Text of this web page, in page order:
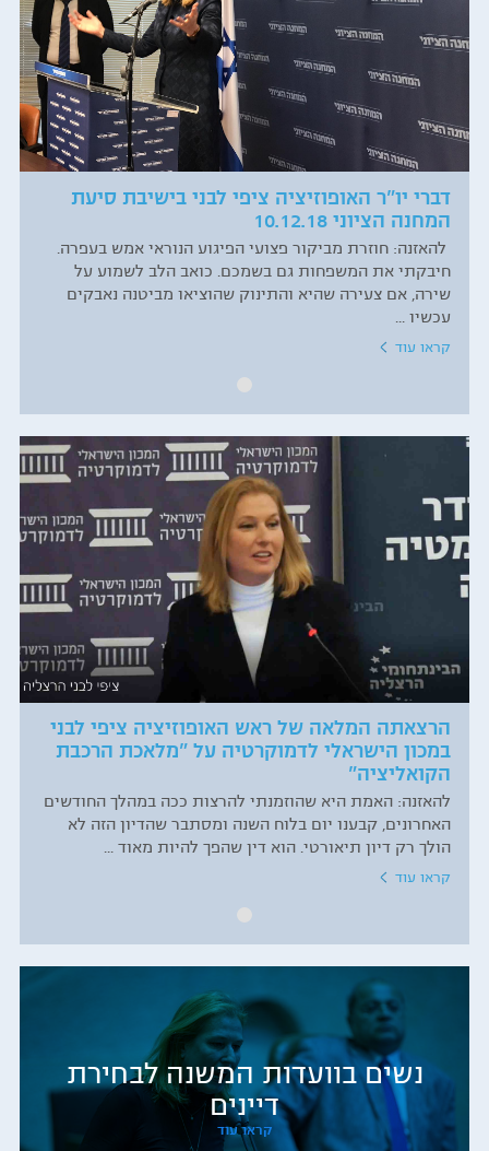
דברי יו"ר האופוזיציה ציפי לבני בישיבת סיעת
המחנה הציוני 10.12.18
להאזנה: חוזרת מביקור פצועי הפיגוע הנוראי אמש בעפרה.
חיבקתי את המשפחות גם בשמכם. כואב הלב לשמוע על
שירה, אם צעירה שהיא והתינוק שהוציאו מביטנה נאבקים
עכשיו ...
קראו עוד
הרצאתה המלאה של ראש האופוזיציה ציפי לבני
במכון הישראלי לדמוקרטיה על "מלאכת הרכבת
הקואליציה"
להאזנה: האמת היא שהוזמנתי להרצות ככה במהלך החודשים
האחרונים, קבענו יום בלוח השנה ומסתבר שהדיון הזה לא
הולך רק דיון תיאורטי. הוא דין שהפך להיות מאוד ...
קראו עוד
נשים בוועדות המשנה לבחירת
דיינים
קראו עוד